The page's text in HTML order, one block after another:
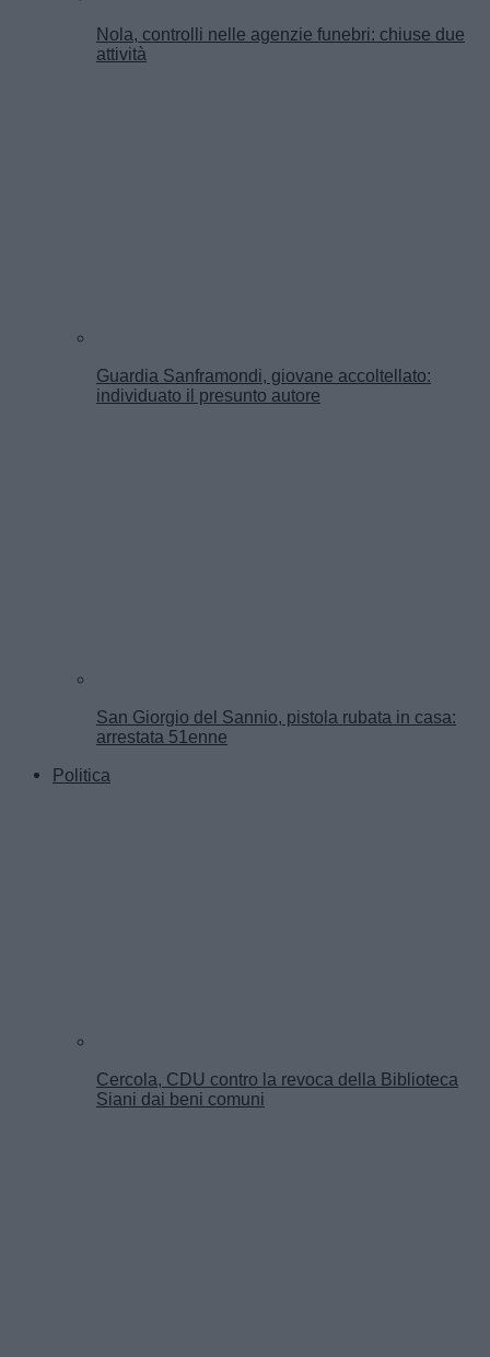
Nola, controlli nelle agenzie funebri: chiuse due
attività
Guardia Sanframondi, giovane accoltellato:
individuato il presunto autore
San Giorgio del Sannio, pistola rubata in casa:
arrestata 51enne
Politica
Cercola, CDU contro la revoca della Biblioteca
Siani dai beni comuni